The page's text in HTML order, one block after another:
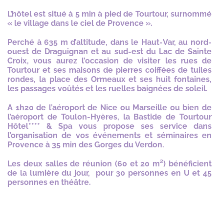
L’hôtel est situé à 5 min à pied de Tourtour, surnommé
« le village dans le ciel de Provence ».
Perché à 635 m d’altitude, dans le Haut-Var, au nord-
ouest de Draguignan et au sud-est du Lac de Sainte
Croix, vous aurez l’occasion de visiter les rues de
Tourtour et ses maisons de pierres coiffées de tuiles
rondes, la place des Ormeaux et ses huit fontaines,
les passages voûtés et les ruelles baignées de soleil.
A 1h20 de l’aéroport de Nice ou Marseille ou bien de
l’aéroport de Toulon-Hyères, la Bastide de Tourtour
Hôtel**** & Spa vous propose ses service dans
l’organisation de vos événements et séminaires en
Provence à 35 min des Gorges du Verdon.
Les deux salles de réunion (60 et 20 m²) bénéficient
de la lumière du jour, pour 30 personnes en U et 45
personnes en théâtre.